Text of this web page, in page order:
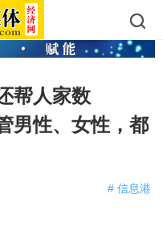
帮人家数
男性、女性，都
# 信息港